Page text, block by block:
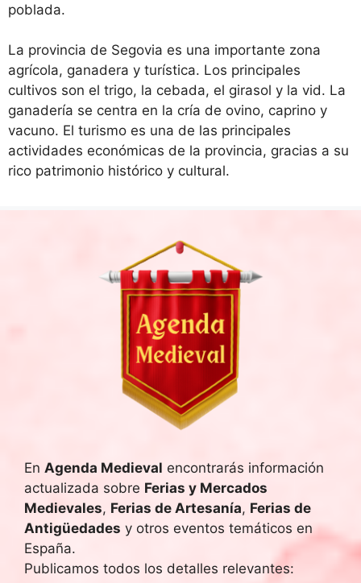
poblada.
La provincia de Segovia es una importante zona
agrícola, ganadera y turística. Los principales
cultivos son el trigo, la cebada, el girasol y la vid. La
ganadería se centra en la cría de ovino, caprino y
vacuno. El turismo es una de las principales
actividades económicas de la provincia, gracias a su
rico patrimonio histórico y cultural.
En Agenda Medieval encontrarás información
actualizada sobre Ferias y Mercados
Medievales, Ferias de Artesanía, Ferias de
Antigüedades y otros eventos temáticos en
España.
Publicamos todos los detalles relevantes: